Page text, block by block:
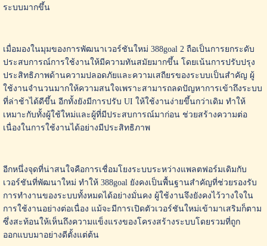
ระบบมากขึ้น
เมื่อมองในมุมของการพัฒนาเวอร์ชันใหม่ 388goal 2 ถือเป็นการยกระดับ
ประสบการณ์การใช้งานให้มีความทันสมัยมากขึ้น โดยเน้นการปรับปรุง
ประสิทธิภาพด้านความปลอดภัยและความเสถียรของระบบเป็นสำคัญ ผู้
ใช้งานจำนวนมากให้ความสนใจเพราะสามารถลดปัญหาการเข้าถึงระบบ
ที่ล่าช้าได้ดีขึ้น อีกทั้งยังมีการปรับ UI ให้ใช้งานง่ายขึ้นกว่าเดิม ทำให้
เหมาะกับทั้งผู้ใช้ใหม่และผู้ที่มีประสบการณ์มาก่อน ช่วยสร้างความต่อ
เนื่องในการใช้งานได้อย่างมีประสิทธิภาพ
อีกหนึ่งจุดที่น่าสนใจคือการเชื่อมโยงระบบระหว่างแพลตฟอร์มเดิมกับ
เวอร์ชันที่พัฒนาใหม่ ทำให้ 388goal ยังคงเป็นพื้นฐานสำคัญที่ช่วยรองรับ
การทำงานของระบบทั้งหมดได้อย่างมั่นคง ผู้ใช้งานจึงยังคงไว้วางใจใน
การใช้งานอย่างต่อเนื่อง แม้จะมีการเปิดตัวเวอร์ชันใหม่เข้ามาเสริมก็ตาม
ซึ่งสะท้อนให้เห็นถึงความแข็งแรงของโครงสร้างระบบโดยรวมที่ถูก
ออกแบบมาอย่างดีตั้งแต่ต้น